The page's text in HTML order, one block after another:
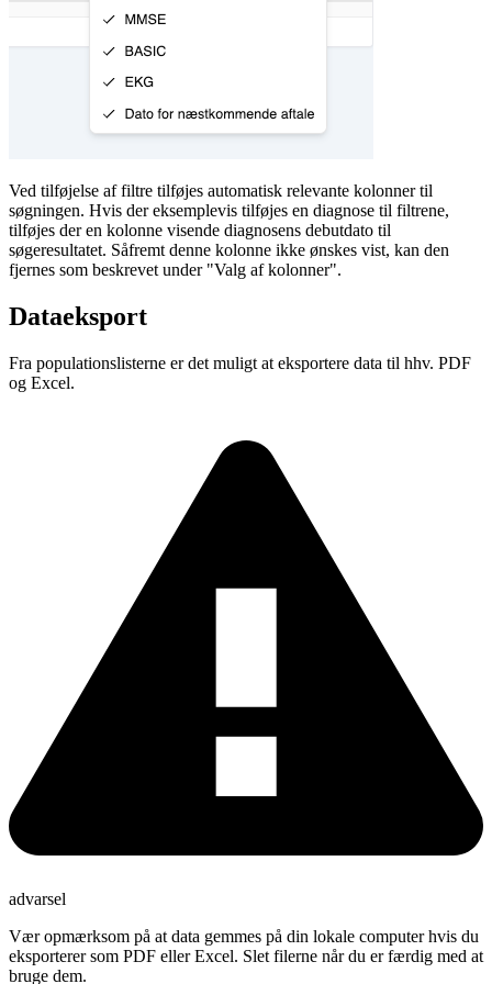
Ved tilføjelse af filtre tilføjes automatisk relevante kolonner til
søgningen. Hvis der eksemplevis tilføjes en diagnose til filtrene,
tilføjes der en kolonne visende diagnosens debutdato til
søgeresultatet. Såfremt denne kolonne ikke ønskes vist, kan den
fjernes som beskrevet under "Valg af kolonner".
Dataeksport
Fra populationslisterne er det muligt at eksportere data til hhv. PDF
og Excel.
advarsel
Vær opmærksom på at data gemmes på din lokale computer hvis du
eksporterer som PDF eller Excel. Slet filerne når du er færdig med at
bruge dem.